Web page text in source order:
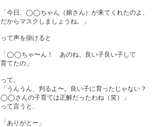
「今日、◯◯ちゃん（娘さん）が来てくれたのよ、
だからマスクしましょうね。」
って声を掛けると
「◯◯ちゃ〜ん！ あのね、良い子良い子して
育てたの」
って。
「うんうん、判るよ〜。良い子に育ったじゃない？
◯◯さんの子育ては正解だったわね（笑）」
って言うと、
「ありがとー」